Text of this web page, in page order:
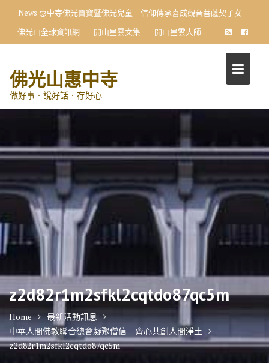
content
News 惠中寺佛光寶寶暨佛光兒童 信仰傳承喜成觀音菩薩契子女
佛光山全球資訊網
開山星雲文集 開山星雲大師
佛光山惠中寺
做好事．說好話．存好心
z2d82r1m2sfkl2cqtdo87qc5m
Home
最新活動訊息
中華人間佛教聯合總會凝聚僧信 齊心共創人間淨土
z2d82r1m2sfkl2cqtdo87qc5m